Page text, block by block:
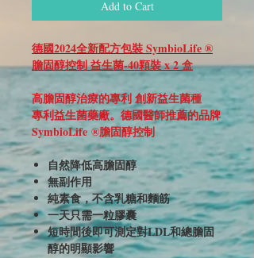
Add to Cart
德國2024全新配方包裝 SymbioLife ®
膽固醇控制 益生菌-40顆裝 x 2 盒
高膽固醇治療的專利 創新益生菌種
專利益生菌藥廠。德國醫師推薦的品牌
SymbioLife ®膽固醇控制
自然降低高膽固醇
無副作用
純素食，不含乳糖和麵筋
一天只需一粒膠囊
短時間後即可測定對LDL和總膽固
醇的明顯影響